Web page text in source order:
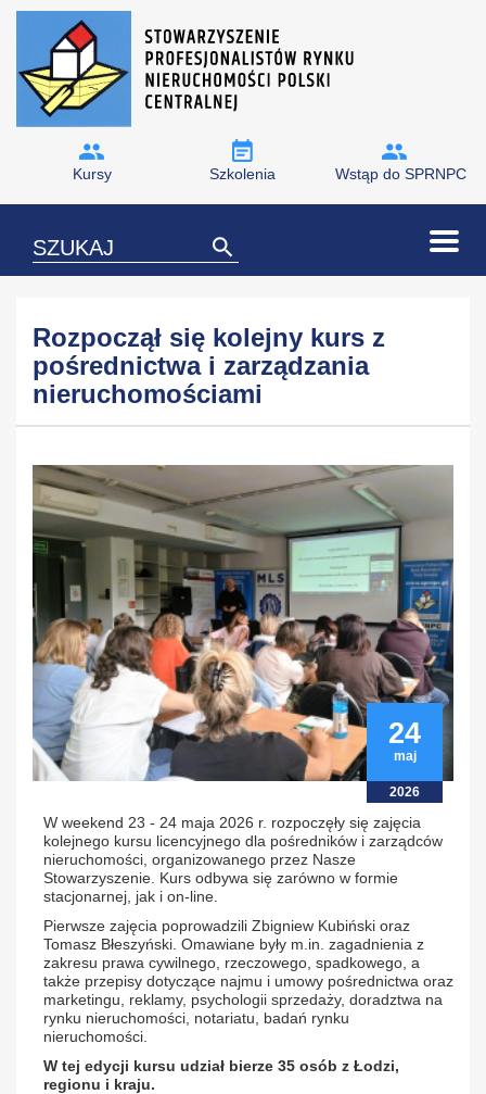
Kursy Szkolenia Wstąp do SPRNPC
Rozpoczął się kolejny kurs z
pośrednictwa i zarządzania
nieruchomościami
24
maj
2026
W weekend 23 - 24 maja 2026 r. rozpoczęły się zajęcia
kolejnego kursu licencyjnego dla pośredników i zarządców
nieruchomości, organizowanego przez Nasze
Stowarzyszenie. Kurs odbywa się zarówno w formie
stacjonarnej, jak i on-line.
Pierwsze zajęcia poprowadzili Zbigniew Kubiński oraz
Tomasz Błeszyński. Omawiane były m.in. zagadnienia z
zakresu prawa cywilnego, rzeczowego, spadkowego, a
także przepisy dotyczące najmu i umowy pośrednictwa oraz
marketingu, reklamy, psychologii sprzedaży, doradztwa na
rynku nieruchomości, notariatu, badań rynku
nieruchomości.
W tej edycji kursu udział bierze 35 osób z Łodzi,
regionu i kraju.